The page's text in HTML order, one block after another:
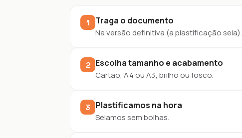
1 Traga o documento
Na versão definitiva (a plastificação sela).
2 Escolha tamanho e acabamento
Cartão, A4 ou A3; brilho ou fosco.
3 Plastificamos na hora
Selamos sem bolhas.